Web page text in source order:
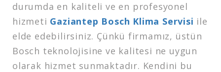
durumda en kaliteli ve en profesyonel
hizmeti Gaziantep Bosch Klima Servisi ile
elde edebilirsiniz. Çünkü firmamız, üstün
Bosch teknolojisine ve kalitesi ne uygun
olarak hizmet sunmaktadır. Kendini bu